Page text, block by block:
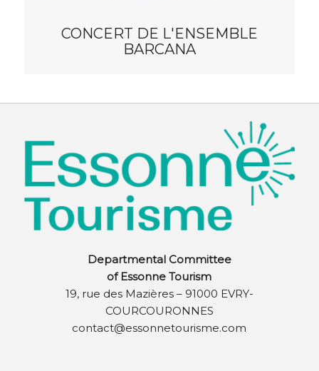
CONCERT DE L'ENSEMBLE
BARCANA
Departmental Committee
of Essonne Tourism
19, rue des Mazières – 91000 EVRY-
COURCOURONNES
contact@essonnetourisme.com